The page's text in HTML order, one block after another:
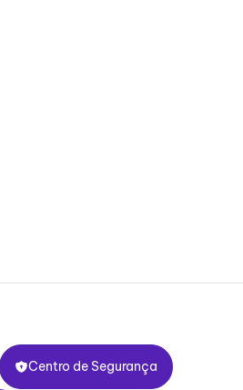
Centro de Segurança
Centro de Segurança